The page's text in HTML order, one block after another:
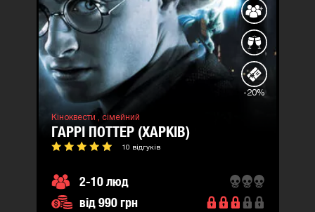
-20%
Кіноквести , сімейний
ГАРРІ ПОТТЕР (ХАРКІВ)
10 відгуків
2-10 люд
від 990 грн